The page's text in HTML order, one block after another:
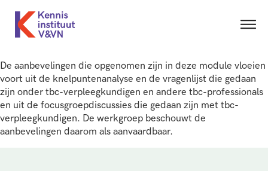
De aanbevelingen die opgenomen zijn in deze module vloeien
voort uit de knelpuntenanalyse en de vragenlijst die gedaan
zijn onder tbc-verpleegkundigen en andere tbc-professionals
en uit de focusgroepdiscussies die gedaan zijn met tbc-
verpleegkundigen. De werkgroep beschouwt de
aanbevelingen daarom als aanvaardbaar.